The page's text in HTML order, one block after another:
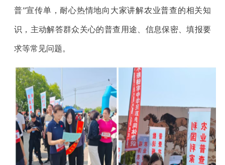
普”宣传单，耐心热情地向大家讲解农业普查的相关知
识，主动解答群众关心的普查用途、信息保密、填报要
求等常见问题。